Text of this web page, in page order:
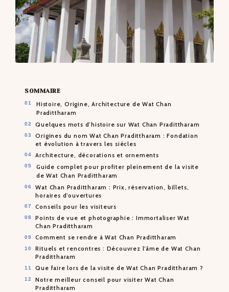
SOMMAIRE
Histoire, Origine, Architecture de Wat Chan
Pradittharam
Quelques mots d’histoire sur Wat Chan Pradittharam
Origines du nom Wat Chan Pradittharam : Fondation
et évolution à travers les siècles
Architecture, décorations et ornements
Guide complet pour profiter pleinement de la visite
de Wat Chan Pradittharam
Wat Chan Pradittharam : Prix, réservation, billets,
horaires d’ouvertures
Conseils pour les visiteurs
Points de vue et photographie : Immortaliser Wat
Chan Pradittharam
Comment se rendre à Wat Chan Pradittharam
Rituels et rencontres : Découvrez l’âme de Wat Chan
Pradittharam
Que faire lors de la visite de Wat Chan Pradittharam ?
Notre meilleur conseil pour visiter Wat Chan
Pradittharam